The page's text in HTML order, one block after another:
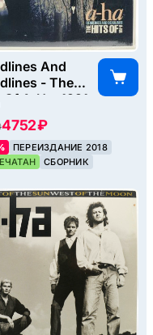
And
- The
A-Ha, 1991
4752 ₽
ПЕРЕИЗДАНИЕ 2018
СБОРНИК